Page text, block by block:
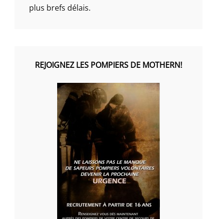
plus brefs délais.
REJOIGNEZ LES POMPIERS DE MOTHERN!